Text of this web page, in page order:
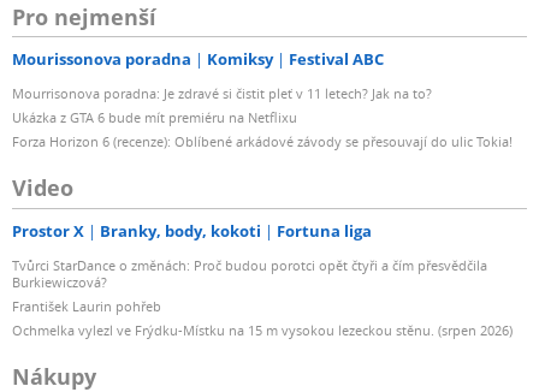
Pro nejmenší
Mourissonova poradna Komiksy Festival ABC
Mourrisonova poradna: Je zdravé si čistit pleť v 11 letech? Jak na to?
Ukázka z GTA 6 bude mít premiéru na Netflixu
Forza Horizon 6 (recenze): Oblíbené arkádové závody se přesouvají do ulic Tokia!
Video
Prostor X Branky, body, kokoti Fortuna liga
Tvůrci StarDance o změnách: Proč budou porotci opět čtyři a čím přesvědčila
Burkiewiczová?
František Laurin pohřeb
Ochmelka vylezl ve Frýdku-Místku na 15 m vysokou lezeckou stěnu. (srpen 2026)
Nákupy